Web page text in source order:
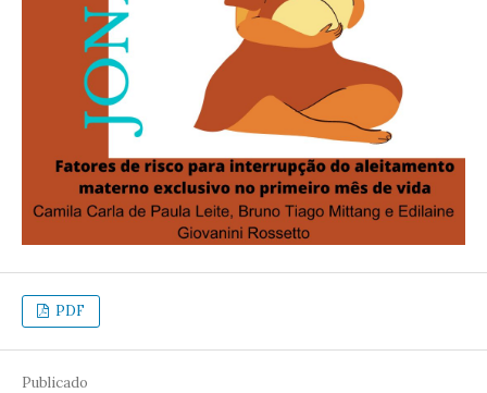
PDF
Publicado